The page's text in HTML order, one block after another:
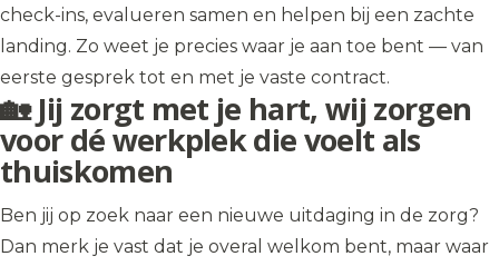
check-ins, evalueren samen en helpen bij een zachte
landing. Zo weet je precies waar je aan toe bent — van
eerste gesprek tot en met je vaste contract.
🏡 Jij zorgt met je hart, wij zorgen
voor dé werkplek die voelt als
thuiskomen
Ben jij op zoek naar een nieuwe uitdaging in de zorg?
Dan merk je vast dat je overal welkom bent, maar waar